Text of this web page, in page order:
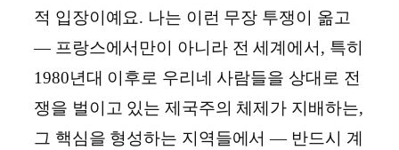
적 입장이예요. 나는 이런 무장 투쟁이 옮고
― 프랑스에서만이 아니라 전 세계에서, 특히
1980년대 이후로 우리네 사람들을 상대로 전
쟁을 벌이고 있는 제국주의 체제가 지배하는,
그 핵심을 형성하는 지역들에서 ― 반드시 계